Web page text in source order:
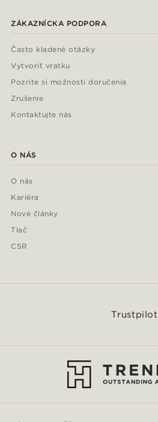
ZÁKAZNÍCKA PODPORA
Často kladené otázky
Vytvoriť vratku
Pozrite si možnosti doručenia
Zrušenie
Kontaktujte nás
O NÁS
O nás
Kariéra
Nové články
Tlač
CSR
Trustpilot